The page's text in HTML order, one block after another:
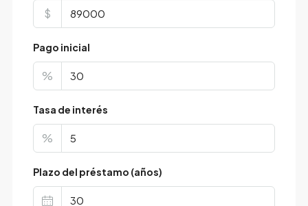
$
Pago inicial
%
Tasa de interés
%
Plazo del préstamo (años)